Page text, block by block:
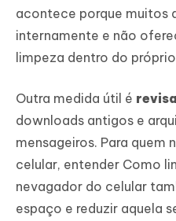
acontece porque muitos
internamente e não
limpeza dentro do
Outra medida útil é
downloads antigos e
mensageiros. Para quem
celular, entender Como
nevagador do celular
espaço e reduzir aquela